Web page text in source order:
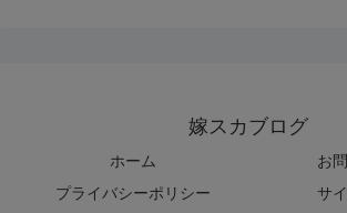
嫁スカブログ
ホーム
お
プライバシーポリシー
サ